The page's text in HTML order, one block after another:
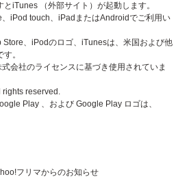
とiTunes （外部サイト）が起動します。
、iPod touch、iPadまたはAndroidでご利用い
Store、iPodのロゴ、iTunesは、米国および他
。
会社のライセンスに基づき使用されていま
rights reserved.
Play 、および Google Play ロゴは、
フリマからのお知らせ